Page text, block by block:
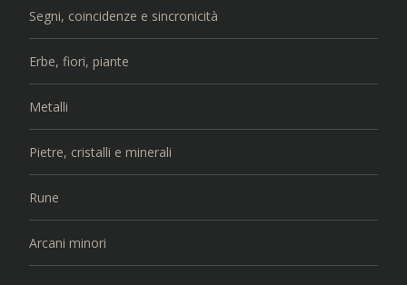
Segni, coincidenze e sincronicità
Erbe, fiori, piante
Metalli
Pietre, cristalli e minerali
Rune
Arcani minori